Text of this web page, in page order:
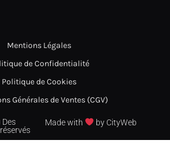
Mentions Légales
de Confidentialité
Politique de Cookies
Générales de Ventes (CGV)
Made with by CityWeb